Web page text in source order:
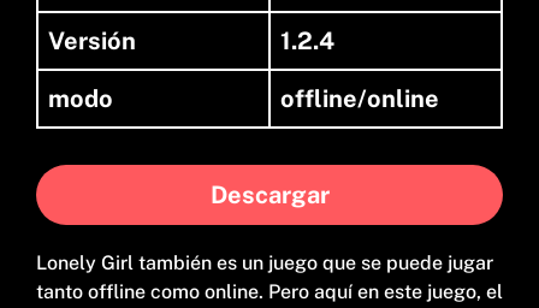
Versión
1.2.4
modo
offline/online
Descargar
Lonely Girl también es un juego que se puede jugar
tanto offline como online. Pero aquí en este juego, el